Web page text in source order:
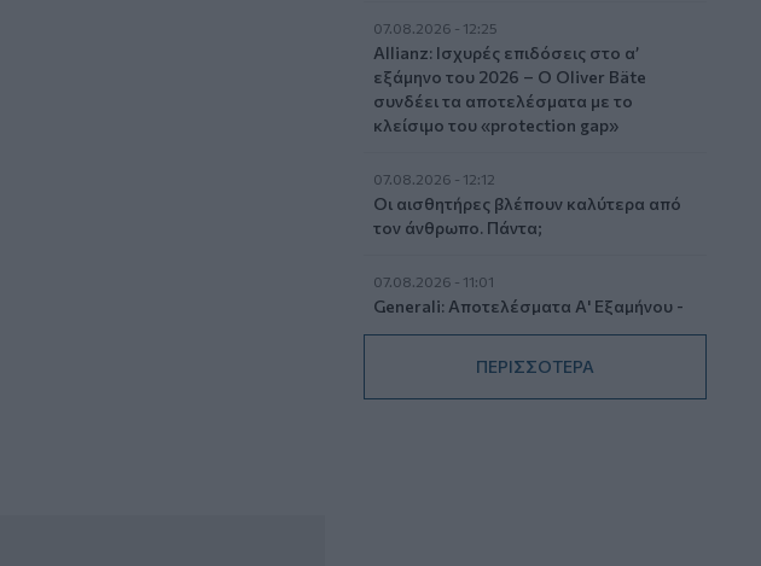
07.08.2026 - 12:25
Allianz: Ισχυρές επιδόσεις στο α’
εξάμηνο του 2026 – Ο Oliver Bäte
συνδέει τα αποτελέσματα με το
κλείσιμο του «protection gap»
07.08.2026 - 12:12
Οι αισθητήρες βλέπουν καλύτερα από
τον άνθρωπο. Πάντα;
07.08.2026 - 11:01
Generali: Αποτελέσματα Α' Εξαμήνου -
Εξαιρετική ανάπτυξη στα Λειτουργικά
Αποτελέσματα με συμβολή από όλες
τις επιχειρηματικές δραστηριότητες
ΠΕΡΙΣΣΟΤΕΡΑ